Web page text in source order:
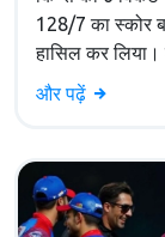
128/7 का स्कोर
हासिल कर लिया।
लिए।
और पढ़ें